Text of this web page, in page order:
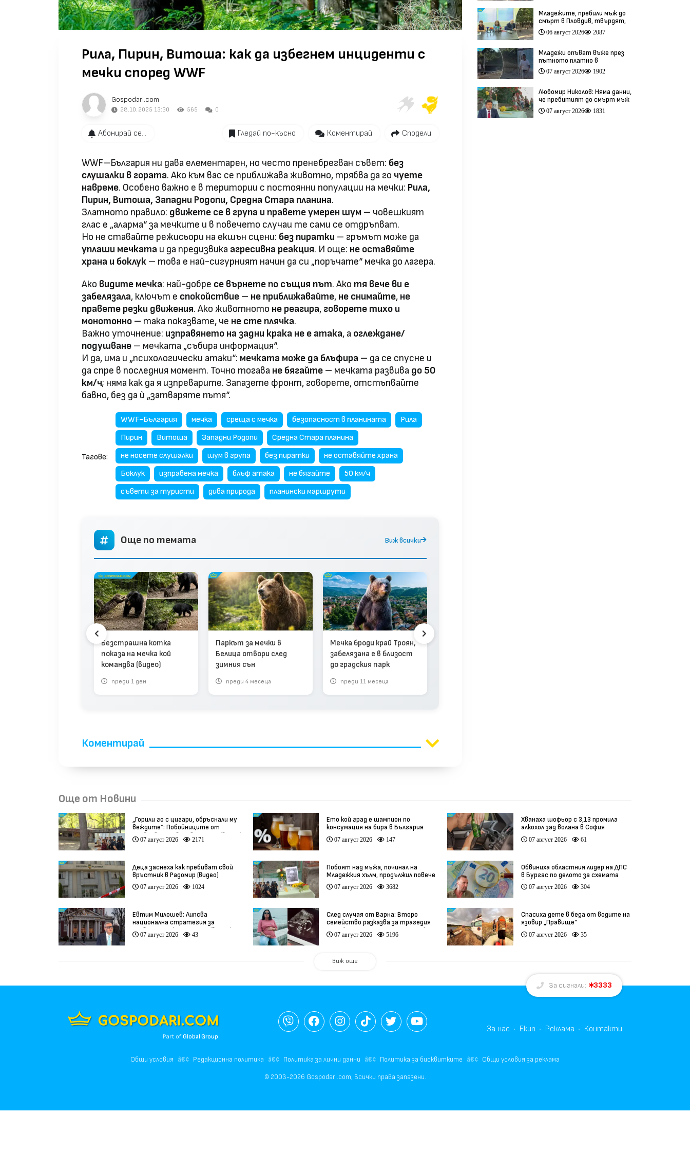
Рила, Пирин, Витоша: как да избегнем инциденти с
мечки според WWF
Gospodari.com
28.10.2025 13:30 565 0
Абонирай се... Гледай по-късно Коментирай Сподели
WWF–България ни дава елементарен, но често пренебрегван съвет: без
слушалки в гората. Ако към вас се приближава животно, трябва да го чуете
навреме. Особено важно е в територии с постоянни популации на мечки: Рила,
Пирин, Витоша, Западни Родопи, Средна Стара планина.
Златното правило: движете се в група и правете умерен шум – човешкият
глас е „аларма“ за мечките и в повечето случаи те сами се отдръпват.
Но не ставайте режисьори на екшън сцени: без пиратки – гръмът може да
уплаши мечката и да предизвика агресивна реакция. И още: не оставяйте
храна и боклук – това е най-сигурният начин да си „поръчате“ мечка до лагера.
Ако видите мечка: най-добре се върнете по същия път. Ако тя вече ви е
забелязала, ключът е спокойствие – не приближавайте, не снимайте, не
правете резки движения. Ако животното не реагира, говорете тихо и
монотонно – така показвате, че не сте плячка.
Важно уточнение: изправянето на задни крака не е атака, а оглеждане/
подушване – мечката „събира информация“.
И да, има и „психологически атаки“: мечката може да блъфира – да се спусне и
да спре в последния момент. Точно тогава не бягайте – мечката развива до 50
км/ч; няма как да я изпреварите. Запазете фронт, говорете, отстъпвайте
бавно, без да ѝ „затваряте пътя“.
Тагове:
WWF-България мечка среща с мечка безопасност в планината
Рила
Пирин
Витоша Западни Родопи
Средна Стара планина
не носете слушалки
шум в група без пиратки
не оставяйте храна
Боклук
изправена мечка блъф атака не бягайте
50 км/ч
съвети за туристи
дива природа планински маршрути
Още по темата Виж всички
Безстрашна котка
показа на мечка кой
командва (видео)
преди 1 ден
Паркът за мечки в
Белица отвори след
зимния сън
преди 4 месеца
Мечка броди край Троян,
забелязана е в близост
до градския парк
преди 11 месеца
Коментирай
Младежите, пребили мъж до
смърт в Пловдив, твърдят,
че са „ловци на педофили”
(видео)
06 август 2026 2087
Младежи опъват въже през
пътното платно в
столичния квартал „Обеля“
(видео)
07 август 2026 1902
Любомир Николов: Няма данни,
че пребитият до смърт мъж
в Пловдив е бил педофил
(видео)
07 август 2026 1831
Още от Новини
„Горили го с цигари, обръснали му
веждите“: Побойниците от
Пловдив остават в ареста (видео)
07 август 2026 2171
Ето кой град е шампион по
консумация на бира в България
07 август 2026 147
Хванаха шофьор с 3,13 промила
алкохол зад волана в София
07 август 2026 61
Деца заснеха как пребиват свой
връстник в Радомир (видео)
07 август 2026 1024
Побоят над мъжа, починал на
Младежкия хълм, продължил повече
от час (видео)
07 август 2026 3682
Обвиниха областния лидер на ДПС
в Бургас по делото за схемата
във ВиК
07 август 2026 304
Евтим Милошев: Липсва
национална стратегия за
развитие на културата (видео)
07 август 2026 43
След случая от Варна: Второ
семейство разказва за трагедия
след бременност при същия лекар
(видео)
07 август 2026 5196
Спасиха дете в беда от водите на
язовир „Правище“
07 август 2026 35
Виж още
За сигнали: 3333
Part ofGlobal Group
За нас Екип Реклама Контакти
Общи условия Редакционна политика Политика за лични данни Политика за бисквитките Общи условия за реклама
© 2003-2026 Gospodari.com, Всички права запазени.